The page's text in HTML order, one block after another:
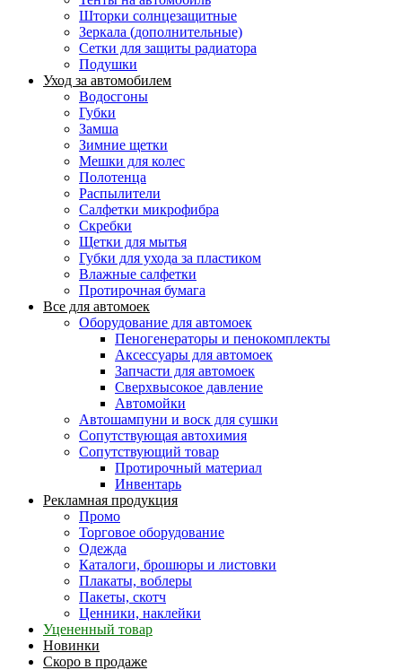
Шторки солнцезащитные
Зеркала (дополнительные)
Сетки для защиты радиатора
Подушки
Уход за автомобилем
Водосгоны
Губки
Замша
Зимние щетки
Мешки для колес
Полотенца
Распылители
Салфетки микрофибра
Скребки
Щетки для мытья
Губки для ухода за пластиком
Влажные салфетки
Протирочная бумага
Все для автомоек
Оборудование для автомоек
Пеногенераторы и пенокомплекты
Аксессуары для автомоек
Запчасти для автомоек
Сверхвысокое давление
Автомойки
Автошампуни и воск для сушки
Сопутствующая автохимия
Сопутствующий товар
Протирочный материал
Инвентарь
Рекламная продукция
Промо
Торговое оборудование
Одежда
Каталоги, брошюры и листовки
Плакаты, воблеры
Пакеты, скотч
Ценники, наклейки
Уцененный товар
Новинки
Скоро в продаже